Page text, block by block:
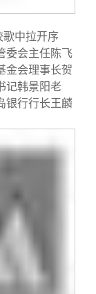
歌中拉开序
委会主任陈飞
金会理事长贺
记韩景阳老
银行行长王麟